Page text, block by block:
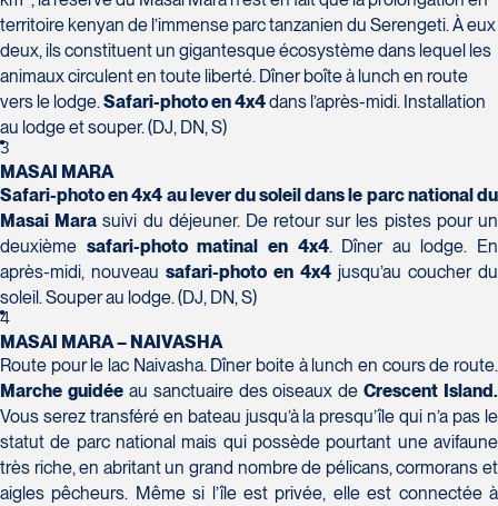
territoire kenyan de l’immense parc tanzanien du Serengeti. À eux
deux, ils constituent un gigantesque écosystème dans lequel les
animaux circulent en toute liberté. Dîner boîte à lunch en route
vers le lodge.Safari-photo en 4x4dans l’après-midi. Installation
au lodge et souper. (DJ, DN, S)
3
MASAI MARA
Safari-photo en 4x4 au lever du soleil dans le parc national du
Masai Mara suivi du déjeuner. De retour sur les pistes pour un
deuxième safari-photo matinal en 4x4. Dîner au lodge. En
après-midi, nouveau safari-photo en 4x4 jusqu’au coucher du
soleil. Souper au lodge. (DJ, DN, S)
4
MASAI MARA – NAIVASHA
Route pour le lac Naivasha. Dîner boite à lunch en cours de route.
Marche guidéeau sanctuaire des oiseaux deCrescent Island.
Vous serez transféré en bateau jusqu’à la presqu’île qui n’a pas le
statut de parc national mais qui possède pourtant une avifaune
très riche, en abritant un grand nombre de pélicans, cormorans et
aigles pêcheurs. Même si l’île est privée, elle est connectée à
Voyages Nouveau-Monde
420 Boulevard Manseau
Joliette
J6E 3E1
Tél :450-755-5557 / 1-877-751-5557
Voyages Terre et Monde
1460 Chemin Gascon
Terrebonne
J6X 2Z5
Tél : 450-964-3574
Voyages des Laurentides
Mont-Laurier
J9L 3J1
Tél :819-623-2511 / 1-866-385-2511
Tél :450-688-6211 / 1-888-682-8616
Club Voyages Orientation
1001 Boulevard de Montarville - local 39
Boucherville
J4B 6P5
Tél :450-655-1855 / 1-866-655-5736
Club Voyages Princesse
686 rue Principale
J2G 2Y4
Tél :450-372-4444
La Forfaiterie Voyages
5401 Boulevard Des Galeries - Local 104
(porte H)
Québec
G2K 1N4
Tél :418-652-2400 / 1-888-848-1518
Le Voyagiste de Québec
3229 Chemin des Quatre-Bourgeois -
Suite 120QuébecG1W 0C1
Tél : 418-977-4080 / 1-877-977-4080